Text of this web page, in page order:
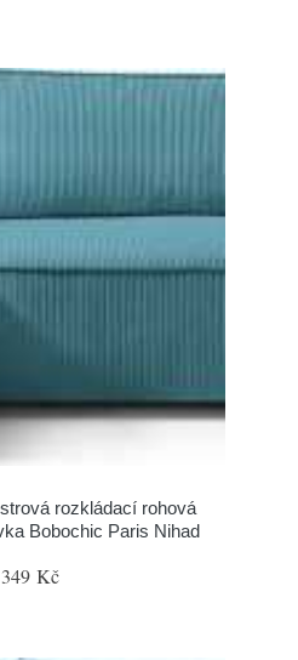
rozkládací rohová
Bobochic Paris Nihad
Kč